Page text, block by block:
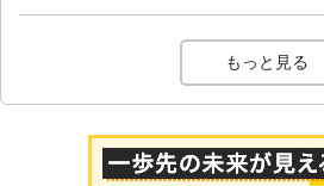
もっと見る